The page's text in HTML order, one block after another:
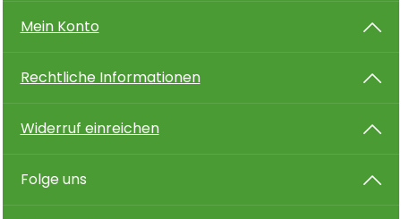
Mein Konto
Rechtliche Informationen
Widerruf einreichen
Folge uns